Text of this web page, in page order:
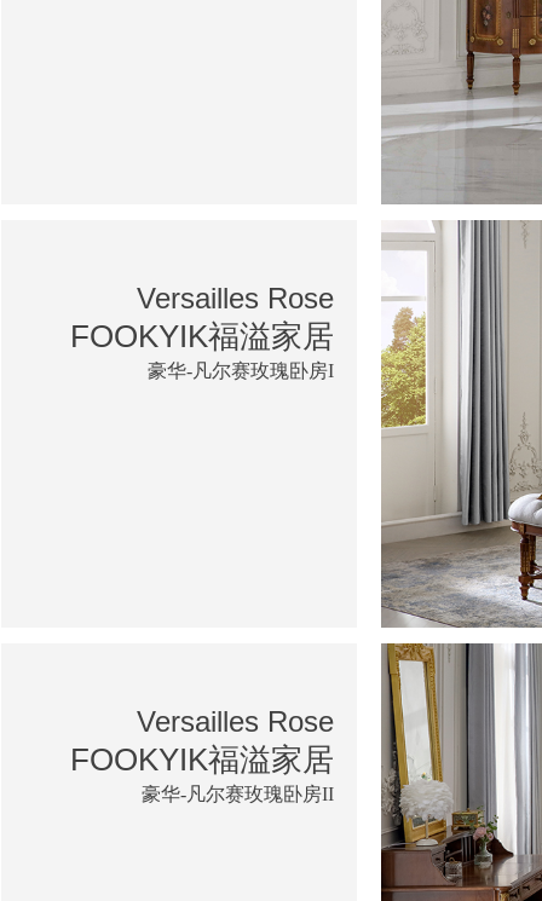
Versailles Rose
FOOKYIK福溢家居
豪华-凡尔赛玫瑰卧房I
Versailles Rose
FOOKYIK福溢家居
豪华-凡尔赛玫瑰卧房II